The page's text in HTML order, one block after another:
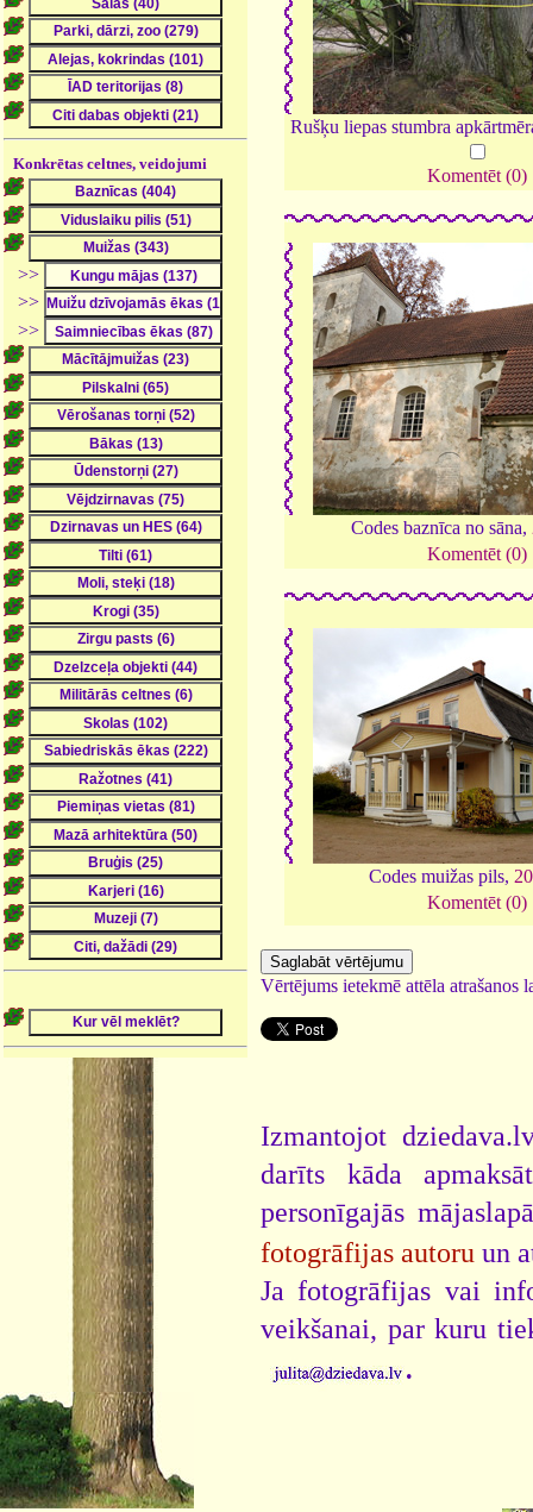
Konkrētas celtnes, veidojumi
>>
>>
>>
Rušķu liepas stumbra
Komentēt (0)
Codes baznīca no sāna,
Komentēt (0)
Codes muižas pils,
Komentēt (0)
Vērtējums ietekmē attēla atrašanos
Izmantojot
darīts kāda
personīgajās
fotogrāfijas autoru un
Ja fotogrāfijas vai
veikšanai, par kuru
.